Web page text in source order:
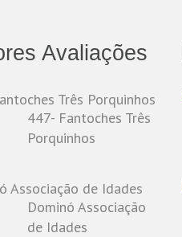
Avaliações
447- Fantoches Três
Porquinhos
Dominó Associação
de Idades